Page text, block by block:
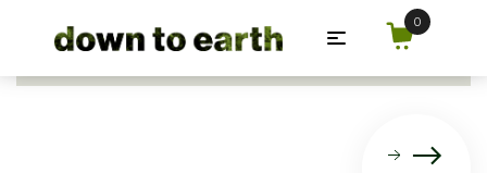
Zum Hauptinhalt springen